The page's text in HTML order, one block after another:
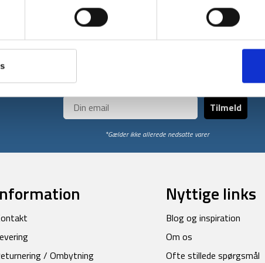
Tilmeld
*Gælder ikke allerede nedsatte varer
/ Ombytning
Nyttige links
Blog og inspiration
Om os
Ofte stillede spørgsmål